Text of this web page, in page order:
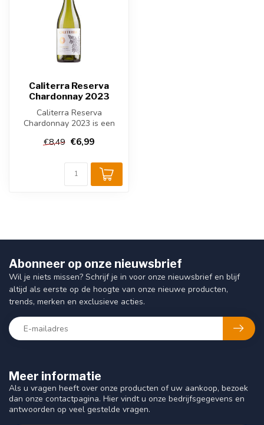
Caliterra Reserva
Chardonnay 2023
Caliterra Reserva
Chardonnay 2023 is een
wijn uit de Co...
€8,49 €6,99
Meer informatie
Als u vragen heeft over onze producten of uw aankoop, bezoek
dan onze contactpagina. Hier vindt u onze bedrijfsgegevens en
antwoorden op veel gestelde vragen.
Abonneer op onze nieuwsbrief
Wil je niets missen? Schrijf je in voor onze nieuwsbrief en blijf
altijd als eerste op de hoogte van onze nieuwe producten,
trends, merken en exclusieve acties.